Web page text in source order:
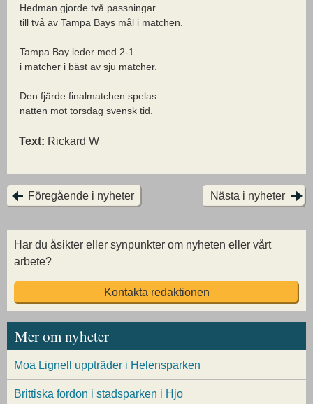
Hedman gjorde två passningar
till två av Tampa Bays mål i matchen.
Tampa Bay leder med 2-1
i matcher i bäst av sju matcher.
Den fjärde finalmatchen spelas
natten mot torsdag svensk tid.
Text: Rickard W
Föregående i nyheter Nästa i nyheter
Har du åsikter eller synpunkter om nyheten eller vårt
arbete?
Kontakta redaktionen
Mer om nyheter
Moa Lignell uppträder i Helensparken
Brittiska fordon i stadsparken i Hjo